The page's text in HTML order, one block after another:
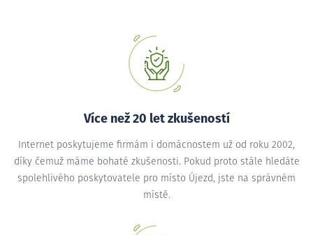
Více než 20 let zkušeností
Internet poskytujeme firmám i domácnostem už od roku 2002,
díky čemuž máme bohaté zkušenosti. Pokud proto stále hledáte
spolehlivého poskytovatele pro místo Újezd, jste na správném
místě.